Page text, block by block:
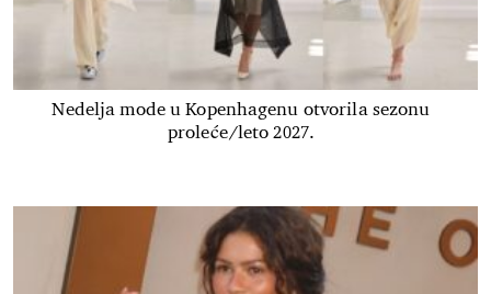
Nedelja mode u Kopenhagenu otvorila sezonu
proleće/leto 2027.